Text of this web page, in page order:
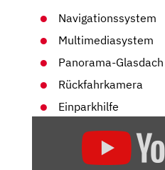
Navigationssystem
Multimediasystem
Panorama-Glasdach
Rückfahrkamera
Einparkhilfe